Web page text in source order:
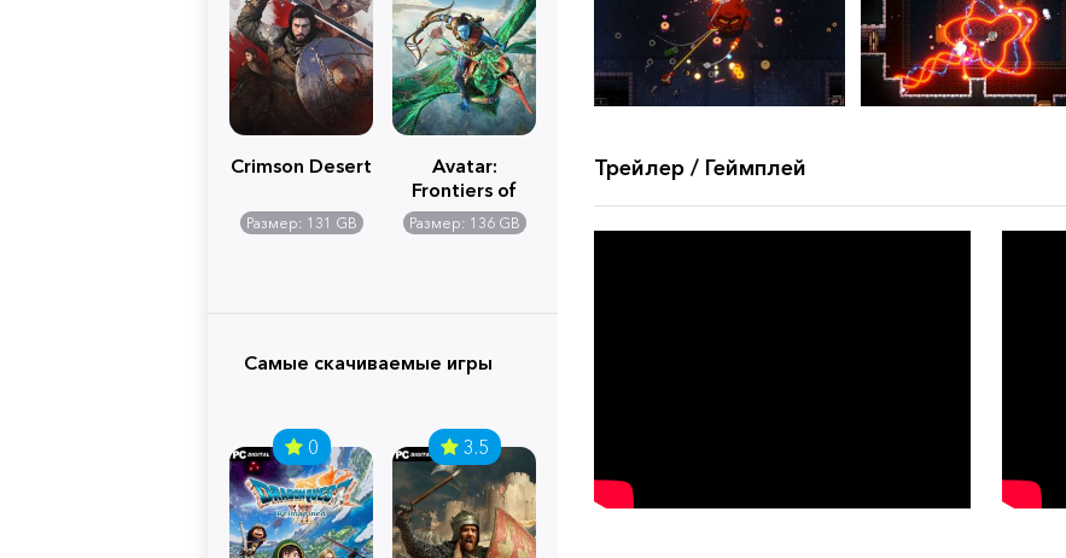
Crimson Desert
Размер: 131 GB
Avatar:
Frontiers of
Pandora
Размер: 136 GB
Самые скачиваемые игры
0 3.5
Трейлер / Геймплей